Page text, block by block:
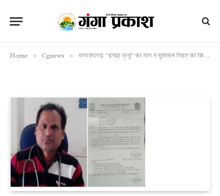
Home » Cgnews » धरमजयगढ़: “इच्छा मृत्यु” की मांग ने सुशासन तिहार को किया भावुक – बर्खास्त डॉक्टर की गुहार से हिला प्रशासन